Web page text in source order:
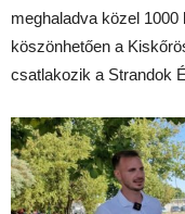
meghaladva közel 1000
köszönhetően a
csatlakozik a Strandok